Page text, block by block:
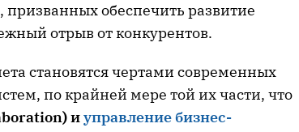
обеспечить развитие
отрыв от конкурентов.
становятся чертами современных
по крайней мере той их части, что
иуправление бизнес-